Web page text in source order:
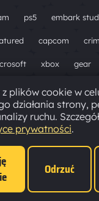
ps5 embark
capcom
xbox gear
ubisoft bungie
gaming
hytale
·
plików cookie w
działania strony,
ruchu.
prywatności.
Odrzuć